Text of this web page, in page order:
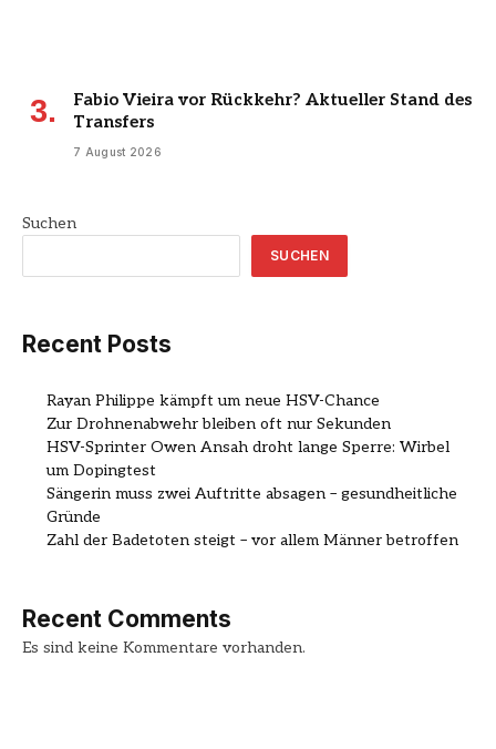
Fabio Vieira vor Rückkehr? Aktueller Stand des
Transfers
7 August 2026
Suchen
SUCHEN
Recent Posts
Rayan Philippe kämpft um neue HSV-Chance
Zur Drohnenabwehr bleiben oft nur Sekunden
HSV-Sprinter Owen Ansah droht lange Sperre: Wirbel
um Dopingtest
Sängerin muss zwei Auftritte absagen – gesundheitliche
Gründe
Zahl der Badetoten steigt – vor allem Männer betroffen
Recent Comments
Es sind keine Kommentare vorhanden.